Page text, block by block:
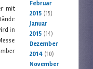
mit
in
Februar
2015 (15)
Januar
2015 (14)
Dezember
2014 (10)
November